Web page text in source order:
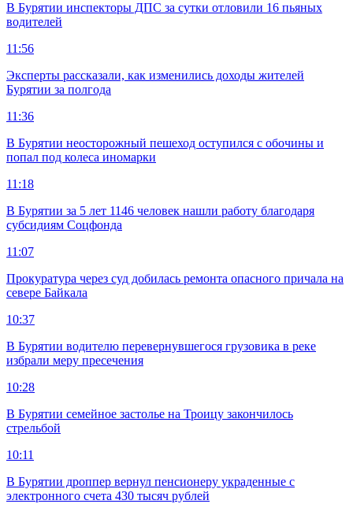
В Бурятии инспекторы ДПС за сутки отловили 16 пьяных
водителей
11:56
Эксперты рассказали, как изменились доходы жителей
Бурятии за полгода
11:36
В Бурятии неосторожный пешеход оступился с обочины и
попал под колеса иномарки
11:18
В Бурятии за 5 лет 1146 человек нашли работу благодаря
субсидиям Соцфонда
11:07
Прокуратура через суд добилась ремонта опасного причала на
севере Байкала
10:37
В Бурятии водителю перевернувшегося грузовика в реке
избрали меру пресечения
10:28
В Бурятии семейное застолье на Троицу закончилось
стрельбой
10:11
В Бурятии дроппер вернул пенсионеру украденные с
электронного счета 430 тысяч рублей